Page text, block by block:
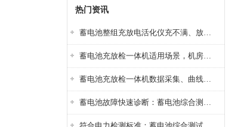
热门资讯
蓄电池整组充放电活化仪充不满、放不完怎么办？
蓄电池充放检一体机适用场景，机房基站变电站铅酸蓄电池维护检测应用
蓄电池充放检一体机数据采集、曲线分析与电池健康状态智能评估功能详解
蓄电池故障快速诊断：蓄电池综合测试仪判断落后电池的方法与标准